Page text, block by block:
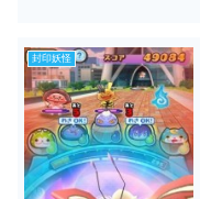
封印妖怪